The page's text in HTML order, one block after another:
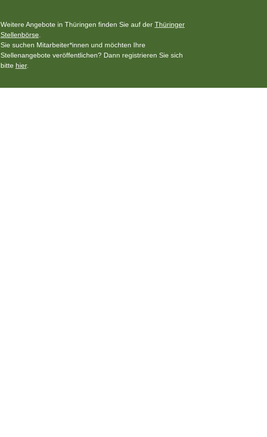
Weitere Angebote in Thüringen finden Sie auf der Thüringer
Stellenbörse.
Sie suchen Mitarbeiter*innen und möchten Ihre
Stellenangebote veröffentlichen? Dann registrieren Sie sich
bitte hier.